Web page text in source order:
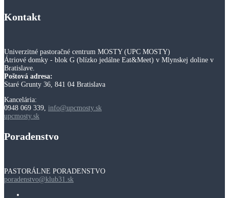
Kontakt
Univerzitné pastoračné centrum MOSTY (UPC MOSTY)
Átriové domky - blok G (blízko jedálne Eat&Meet) v Mlynskej doline v
Bratislave.
Poštová adresa:
Staré Grunty 36, 841 04 Bratislava
Kancelária:
0948 069 339, info@upcmosty.sk
upcmosty.sk
Poradenstvo
PASTORÁLNE PORADENSTVO
poradenstvo@klub31.sk